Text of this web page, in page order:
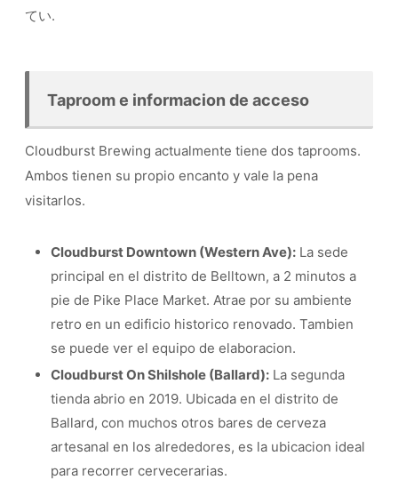
てい.
Taproom e informacion de acceso
Cloudburst Brewing actualmente tiene dos taprooms.
Ambos tienen su propio encanto y vale la pena
visitarlos.
Cloudburst Downtown (Western Ave): La sede
principal en el distrito de Belltown, a 2 minutos a
pie de Pike Place Market. Atrae por su ambiente
retro en un edificio historico renovado. Tambien
se puede ver el equipo de elaboracion.
Cloudburst On Shilshole (Ballard): La segunda
tienda abrio en 2019. Ubicada en el distrito de
Ballard, con muchos otros bares de cerveza
artesanal en los alrededores, es la ubicacion ideal
para recorrer cervecerarias.